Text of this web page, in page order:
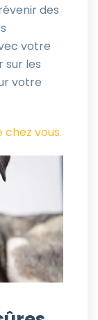
des
votre
sur les
votre
vous.